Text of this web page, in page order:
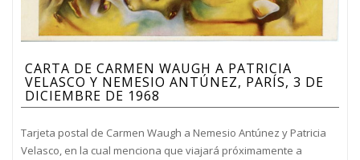
CARTA DE CARMEN WAUGH A PATRICIA
VELASCO Y NEMESIO ANTÚNEZ, PARÍS, 3 DE
DICIEMBRE DE 1968
Tarjeta postal de Carmen Waugh a Nemesio Antúnez y Patricia
Velasco, en la cual menciona que viajará próximamente a